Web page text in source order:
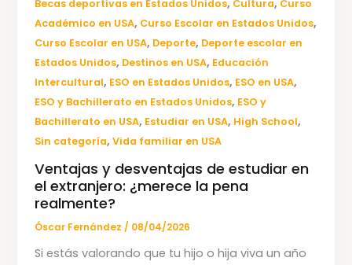
Becas deportivas en Estados Unidos, Cultura, Curso
Académico en USA, Curso Escolar en Estados Unidos,
Curso Escolar en USA, Deporte, Deporte escolar en
Estados Unidos, Destinos en USA, Educación
Intercultural, ESO en Estados Unidos, ESO en USA,
ESO y Bachillerato en Estados Unidos, ESO y
Bachillerato en USA, Estudiar en USA, High School,
Sin categoría,Vida familiar en USA
Ventajas y desventajas de estudiar en
el extranjero: ¿merece la pena
realmente?
Óscar Fernández / 08/04/2026
Si estás valorando que tu hijo o hija viva un año